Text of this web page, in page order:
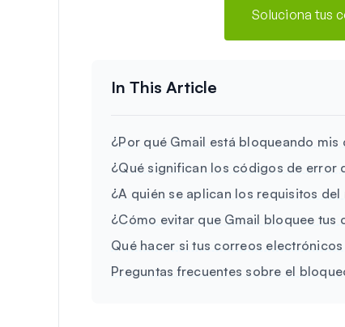
Soluciona tus
¿Por qué Gmail está bloqueando
¿Qué significan los códigos de error
¿A quién se aplican los requisitos
¿Cómo evitar que Gmail bloquee
Qué hacer si tus correos
Preguntas frecuentes sobre el